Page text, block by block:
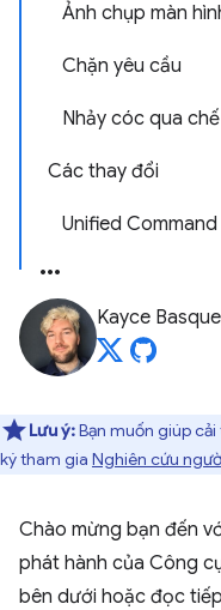
Ảnh chụp màn
Chặn yêu cầu
Nhảy cóc qua
Các thay đổi
Unified
Kayce
Lưu ý:Bạn muốn giúp
ký tham gia Nghiên cứu
Chào mừng bạn đến
phát hành của Công
bên dưới hoặc đọc